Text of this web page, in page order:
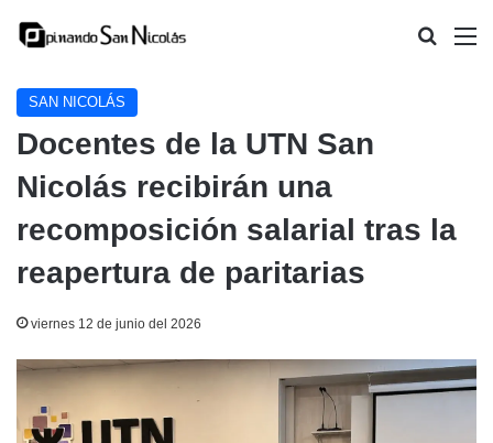
Buscar
SAN NICOLÁS
Docentes de la UTN San
Nicolás recibirán una
recomposición salarial tras la
reapertura de paritarias
viernes 12 de junio del 2026